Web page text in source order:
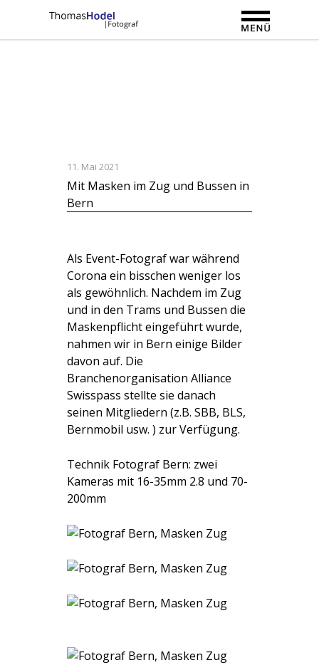
11. Mai 2021
Mit Masken im Zug und Bussen in
Bern
Als Event-Fotograf war während
Corona ein bisschen weniger los
als gewöhnlich. Nachdem im Zug
und in den Trams und Bussen die
Maskenpflicht eingeführt wurde,
nahmen wir in Bern einige Bilder
davon auf. Die
Branchenorganisation Alliance
Swisspass stellte sie danach
seinen Mitgliedern (z.B. SBB, BLS,
Bernmobil usw. ) zur Verfügung.
Technik Fotograf Bern: zwei
Kameras mit 16-35mm 2.8 und 70-
200mm